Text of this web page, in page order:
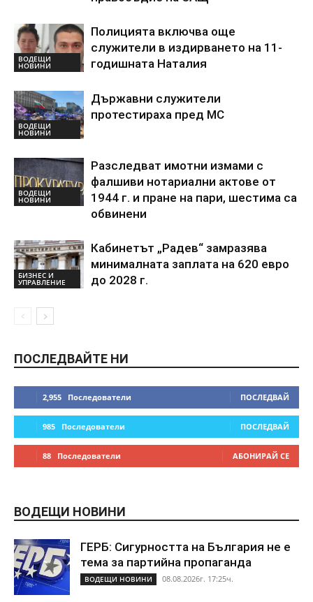
ВОДЕЩИ
НОВИНИ
Полицията включва още
служители в издирването на 11-
годишната Наталия
ВОДЕЩИ
НОВИНИ
Държавни служители
протестираха пред МС
ВОДЕЩИ
НОВИНИ
Разследват имотни измами с
фалшиви нотариални актове от
1944 г. и пране на пари, шестима са
обвинени
БИЗНЕС И
УПРАВЛЕНИЕ
Кабинетът „Радев“ замразява
минималната заплата на 620 евро
до 2028 г.
ПОСЛЕДВАЙТЕ НИ
2,955 Последователи ПОСЛЕДВАЙ
985 Последователи ПОСЛЕДВАЙ
88 Последователи АБОНИРАЙ СЕ
ВОДЕЩИ НОВИНИ
ГЕРБ: Сигурността на България не е
тема за партийна пропаганда
ВОДЕЩИ НОВИНИ 08.08.2026г. 17:25ч.